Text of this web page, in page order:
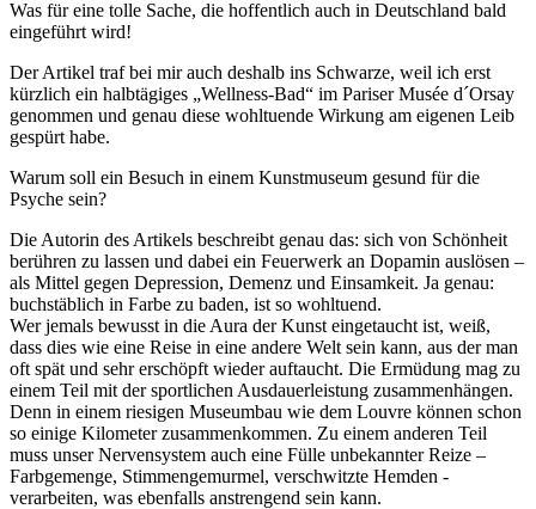
Was für eine tolle Sache, die hoffentlich auch in Deutschland bald
eingeführt wird!
Der Artikel traf bei mir auch deshalb ins Schwarze, weil ich erst
kürzlich ein halbtägiges „Wellness-Bad“ im Pariser Musée d´Orsay
genommen und genau diese wohltuende Wirkung am eigenen Leib
gespürt habe.
Warum soll ein Besuch in einem Kunstmuseum gesund für die
Psyche sein?
Die Autorin des Artikels beschreibt genau das: sich von Schönheit
berühren zu lassen und dabei ein Feuerwerk an Dopamin auslösen –
als Mittel gegen Depression, Demenz und Einsamkeit. Ja genau:
buchstäblich in Farbe zu baden, ist so wohltuend.
Wer jemals bewusst in die Aura der Kunst eingetaucht ist, weiß,
dass dies wie eine Reise in eine andere Welt sein kann, aus der man
oft spät und sehr erschöpft wieder auftaucht. Die Ermüdung mag zu
einem Teil mit der sportlichen Ausdauerleistung zusammenhängen.
Denn in einem riesigen Museumbau wie dem Louvre können schon
so einige Kilometer zusammenkommen. Zu einem anderen Teil
muss unser Nervensystem auch eine Fülle unbekannter Reize –
Farbgemenge, Stimmengemurmel, verschwitzte Hemden -
verarbeiten, was ebenfalls anstrengend sein kann.